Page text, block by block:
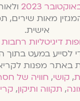
מאות שירים,
אישית.
דיגיטליות רחבות
לסייע במעט בתוך
באתר מפנות
,קושי,חוויה של
,תקווה ותיקון,